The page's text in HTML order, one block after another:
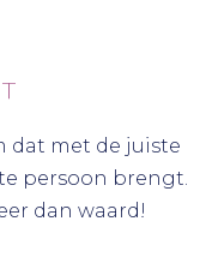
dat met de juiste
persoon brengt.
dan waard!